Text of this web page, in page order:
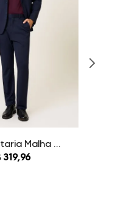
Calça Alfaiataria Malha Dudalina Masculina
319,96